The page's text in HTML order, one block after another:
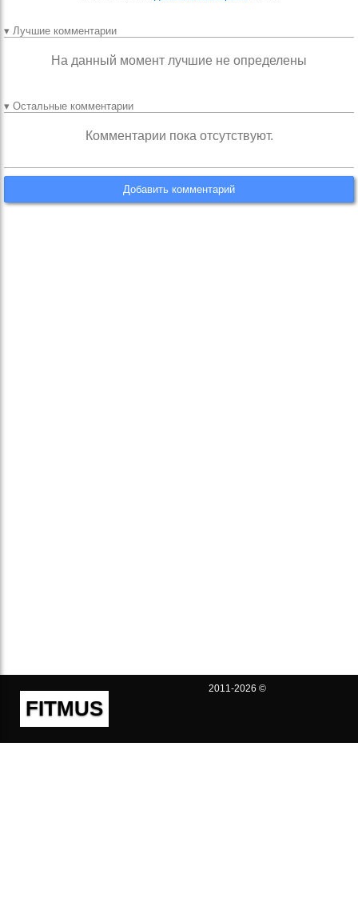
▾ Лучшие комментарии
На данный момент лучшие не определены
▾ Остальные комментарии
Комментарии пока отсутствуют.
Добавить комментарий
FITMUS
2011-2026 ©